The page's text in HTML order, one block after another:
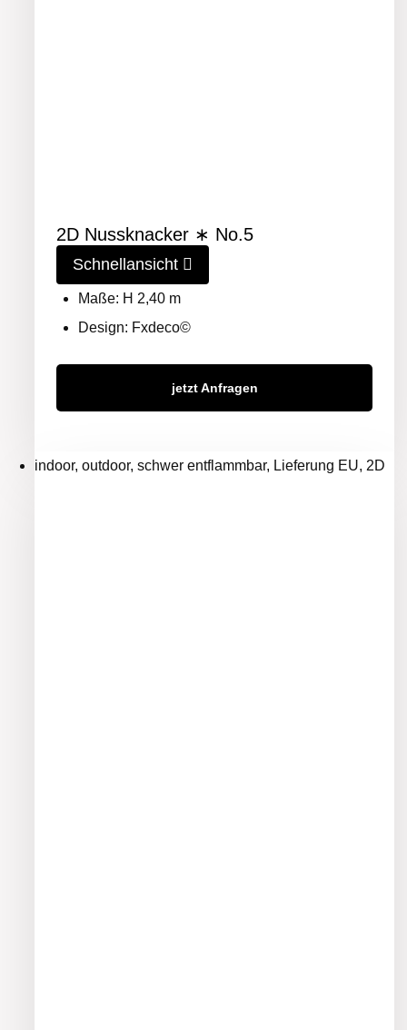
2D Nussknacker ∗ No.5
Schnellansicht
Maße: H 2,40 m
Design: Fxdeco©
jetzt Anfragen
indoor, outdoor, schwer entflammbar, Lieferung EU, 2D